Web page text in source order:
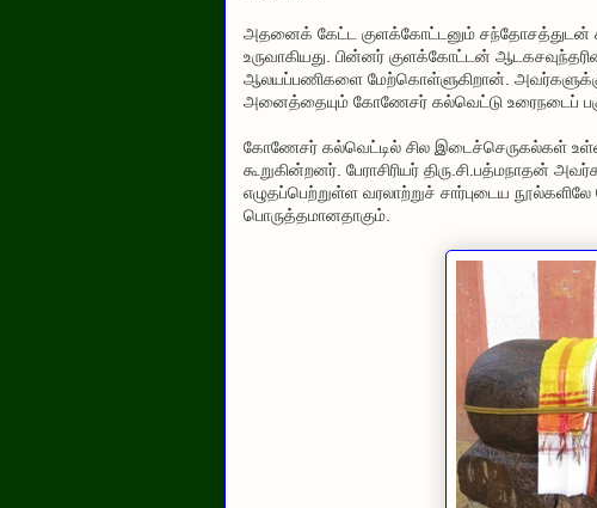
அதனைக் கேட்ட குளக்கோட்டனும் சந்தோசத்துடன்
உருவாகியது. பின்னர் குளக்கோட்டன்
ஆலயப்பணிகளை மேற்கொள்ளுகிறான்.
அனைத்தையும் கோணேசர் கல்வெட்டு உரைநடைப்
கோணேசர் கல்வெட்டில் சில இடைச்செருகல்கள்
கூறுகின்றனர். பேராசிரியர் திரு.சி.பத்மநாதன்
எழுதப்பெற்றுள்ள வரலாற்றுச் சார்புடைய
பொருத்தமானதாகும்.